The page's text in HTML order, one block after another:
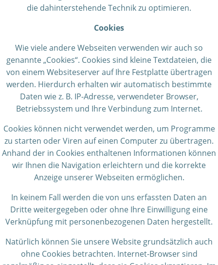
die dahinterstehende Technik zu optimieren.
Cookies
Wie viele andere Webseiten verwenden wir auch so
genannte „Cookies“. Cookies sind kleine Textdateien, die
von einem Websiteserver auf Ihre Festplatte übertragen
werden. Hierdurch erhalten wir automatisch bestimmte
Daten wie z. B. IP-Adresse, verwendeter Browser,
Betriebssystem und Ihre Verbindung zum Internet.
Cookies können nicht verwendet werden, um Programme
zu starten oder Viren auf einen Computer zu übertragen.
Anhand der in Cookies enthaltenen Informationen können
wir Ihnen die Navigation erleichtern und die korrekte
Anzeige unserer Webseiten ermöglichen.
In keinem Fall werden die von uns erfassten Daten an
Dritte weitergegeben oder ohne Ihre Einwilligung eine
Verknüpfung mit personenbezogenen Daten hergestellt.
Natürlich können Sie unsere Website grundsätzlich auch
ohne Cookies betrachten. Internet-Browser sind